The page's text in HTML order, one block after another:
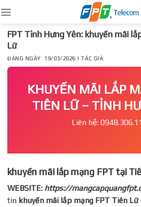
to
content
FPT Tỉnh Hưng Yên: khuyến mãi
Lữ
ĐĂNG NGÀY: 19/03/2026 | TÁC GIẢ:
KHUYẾN MÃI LẮP
TIÊN LỮ – TỈNH
Liên hệ:
khuyến mãi lắp mạng FPT tại
WEBSITE: https://
tin khuyến mãi lắp mạng FPT Tiên Lữ